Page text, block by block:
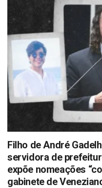
Filho de André
servidora de
expõe nomeações
gabinete de